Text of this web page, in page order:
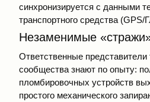
синхронизируется с данными
транспортного средства
Незаменимые
Ответственные представители
сообщества знают по опыту:
пломбировочных устройств
простого механического